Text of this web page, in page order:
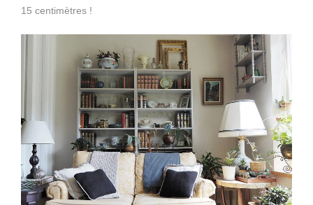
15 centimètres !